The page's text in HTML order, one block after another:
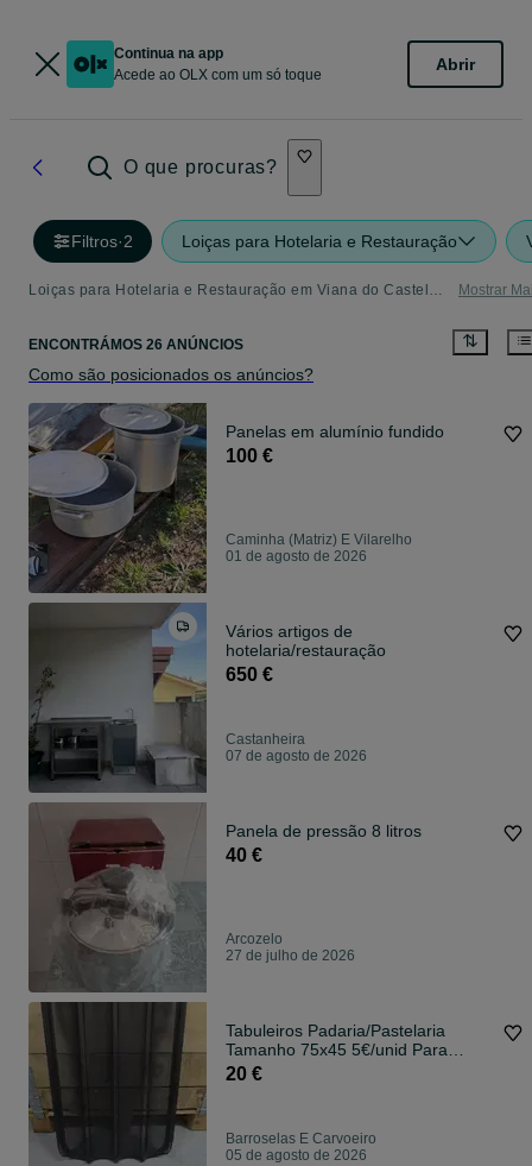
Continua na app
Acede ao OLX com um só toque
Abrir
O que procuras?
Filtros·2 Loiças para Hotelaria e Restauração
Loiças para Hotelaria e Restauração em Viana do Castelo - tudo o que precisa Mostrar
ENCONTRÁMOS 26 ANÚNCIOS
Como são posicionados os anúncios?
Panelas em alumínio fundido
100 €
Caminha (Matriz) E Vilarelho
01 de agosto de 2026
Vários artigos de
hotelaria/restauração
650 €
Castanheira
07 de agosto de 2026
Panela de pressão 8 litros
40 €
Arcozelo
27 de julho de 2026
Tabuleiros Padaria/Pastelaria
Tamanho 75x45 5€/unid Para
grandes quantidades 4.5€ Faço
20 €
Barroselas E Carvoeiro
05 de agosto de 2026